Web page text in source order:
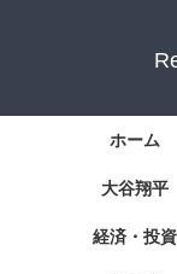
ホーム
大谷翔平
経済・投資